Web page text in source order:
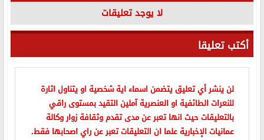
لا يوجد تعليقات
أكتب تعليقا
لن ينشر أي تعليق يتضمن اسماء اية شخصية او يتناول اثارة
للنعرات الطائفية او العنصرية آملين التقيد بمستوى راقي
بالتعليقات حيث انها تعبر عن مدى تقدم وثقافة زوار وكالة
عمانيات الإخبارية علما ان التعليقات تعبر عن راي اصحابها فقط.